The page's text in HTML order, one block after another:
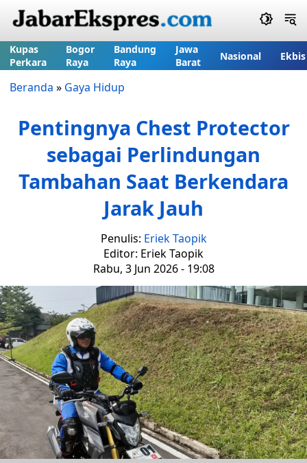
Kupas
Perkara
Bogor
Raya
Bandung
Raya
Jawa
Barat
Nasional Ekbis
Beranda » Gaya Hidup
Pentingnya Chest Protector
sebagai Perlindungan
Tambahan Saat Berkendara
Jarak Jauh
Penulis: Eriek Taopik
Editor: Eriek Taopik
Rabu, 3 Jun 2026 - 19:08